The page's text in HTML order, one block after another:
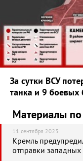
За сутки ВСУ
танка и 9
Материалы
11 сентября 2025
Кремль
отправки